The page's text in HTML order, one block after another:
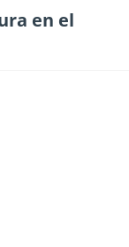
en el